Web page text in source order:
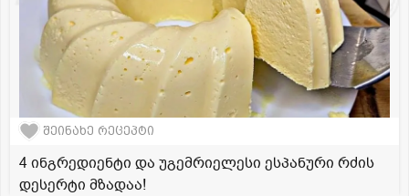
შეინახე რეცეპტი
4 ინგრედიენტი და უგემრიელესი ესპანური რძის
დესერტი მზადაა!